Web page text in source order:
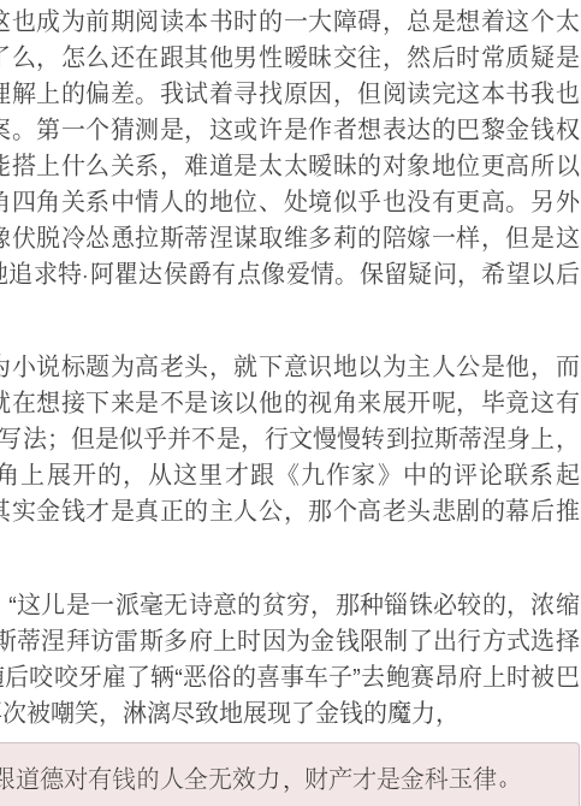
成为前期阅读本书时的一大障碍，总是想着这个太
，怎么还在跟其他男性暧昧交往，然后时常质疑是
上的偏差。我试着寻找原因，但阅读完这本书我也
第一个猜测是，这或许是作者想表达的巴黎金钱权
上什么关系，难道是太太暧昧的对象地位更高所以
角关系中情人的地位、处境似乎也没有更高。另外
脱冷怂恿拉斯蒂涅谋取维多莉的陪嫁一样，但是这
求特·阿瞿达侯爵有点像爱情。保留疑问，希望以后
说标题为高老头，就下意识地以为主人公是他，而
在想接下来是不是该以他的视角来展开呢，毕竟这有
法；但是似乎并不是，行文慢慢转到拉斯蒂涅身上，
上展开的，从这里才跟《九作家》中的评论联系起
金钱才是真正的主人公，那个高老头悲剧的幕后推
这儿是一派毫无诗意的贫穷，那种锱铢必较的，浓缩
蒂涅拜访雷斯多府上时因为金钱限制了出行方式选择
咬咬牙雇了辆“恶俗的喜事车子”去鲍赛昂府上时被巴
被嘲笑，淋漓尽致地展现了金钱的魔力，